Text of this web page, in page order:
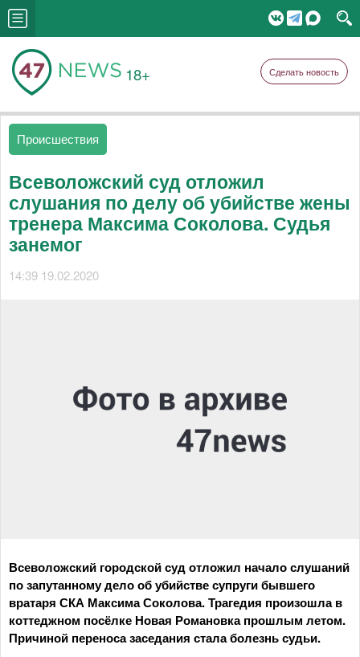
18+ Сделать новость
Происшествия
Всеволожский суд отложил
слушания по делу об убийстве жены
тренера Максима Соколова. Судья
занемог
14:39 19.02.2020
Всеволожский городской суд отложил начало слушаний
по запутанному дело об убийстве супруги бывшего
вратаря СКА Максима Соколова. Трагедия произошла в
коттеджном посёлке Новая Романовка прошлым летом.
Причиной переноса заседания стала болезнь судьи.